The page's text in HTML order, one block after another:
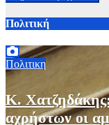
Πολιτική
Πολιτικη
Κ.
αχρήστων οι